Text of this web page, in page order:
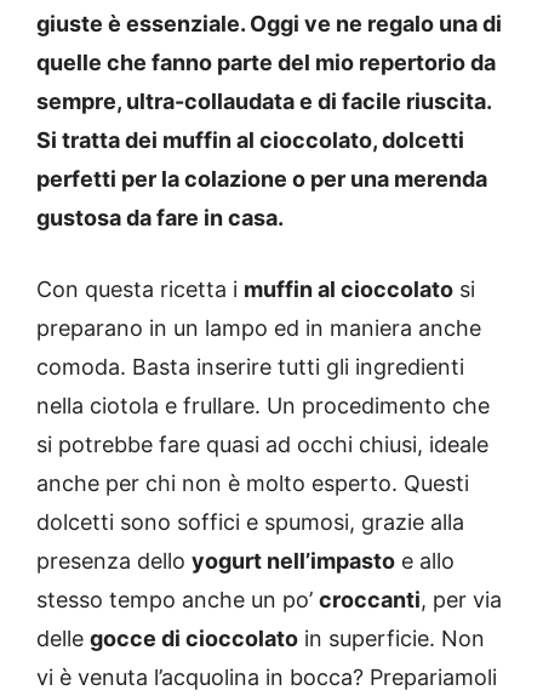
giuste è essenziale. Oggi ve ne regalo una di
quelle che fanno parte del mio repertorio da
sempre, ultra-collaudata e di facile riuscita.
Si tratta dei muffin al cioccolato, dolcetti
perfetti per la colazione o per una merenda
gustosa da fare in casa.
Con questa ricetta i muffin al cioccolato si
preparano in un lampo ed in maniera anche
comoda. Basta inserire tutti gli ingredienti
nella ciotola e frullare. Un procedimento che
si potrebbe fare quasi ad occhi chiusi, ideale
anche per chi non è molto esperto. Questi
dolcetti sono soffici e spumosi, grazie alla
presenza dello yogurt nell’impasto e allo
stesso tempo anche un po’ croccanti, per via
delle gocce di cioccolato in superficie. Non
vi è venuta l’acquolina in bocca? Prepariamoli